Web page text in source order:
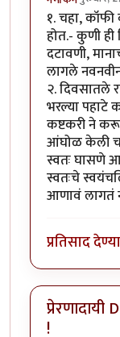
१. चहा,
होत.- कुणी ही
दटावणी,
लागले
२. दिवसातले
भरल्या पहाटे
कष्टकरी ने
आंघोळ केली च
स्वतः घासणे
स्वतःचे
आणावं लागतं
प्रतिसाद
!